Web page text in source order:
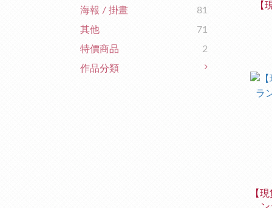
海報 / 掛畫
81
其他
71
特價商品
2
作品分類
【
【